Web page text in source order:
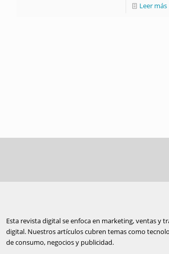
Leer más
Esta revista digital se enfoca en marketing, ventas y
digital. Nuestros artículos cubren temas como
de consumo, negocios y publicidad.